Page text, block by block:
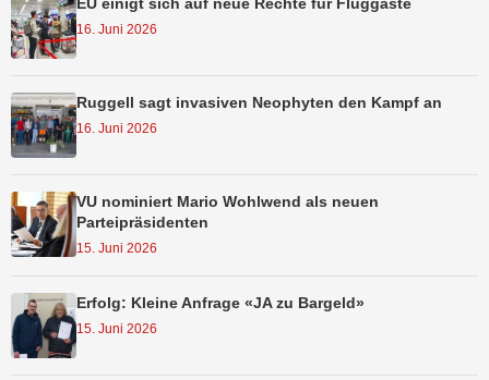
16. Juni 2026
Ruggell sagt invasiven Neophyten den Kampf an
16. Juni 2026
VU nominiert Mario Wohlwend als neuen
Parteipräsidenten
15. Juni 2026
Erfolg: Kleine Anfrage «JA zu Bargeld»
15. Juni 2026